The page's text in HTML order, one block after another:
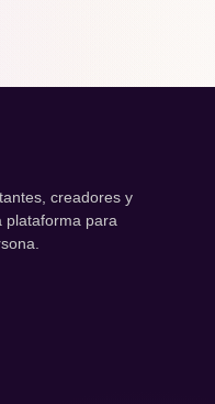
creadores y
plataforma para